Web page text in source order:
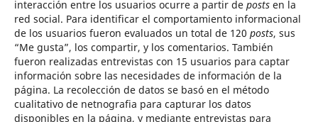
interacción entre los usuarios ocurre a partir de postsen la
red social. Para identificar el comportamiento informacional
de los usuarios fueron evaluados un total de 120 posts, sus
“Me gusta”, los compartir, y los comentarios. También
fueron realizadas entrevistas con 15 usuarios para captar
información sobre las necesidades de información de la
página. La recolección de datos se basó en el método
cualitativo de netnografia para capturar los datos
disponibles en la página, y mediante entrevistas para